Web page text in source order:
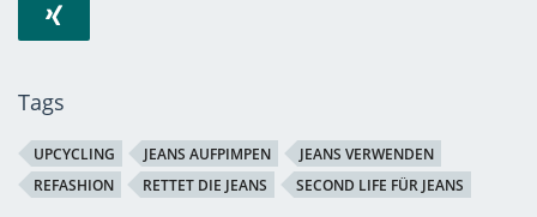
Tags
UPCYCLING JEANS AUFPIMPEN
JEANS VERWENDEN
REFASHION
RETTET DIE JEANS SECOND LIFE FÜR JEANS